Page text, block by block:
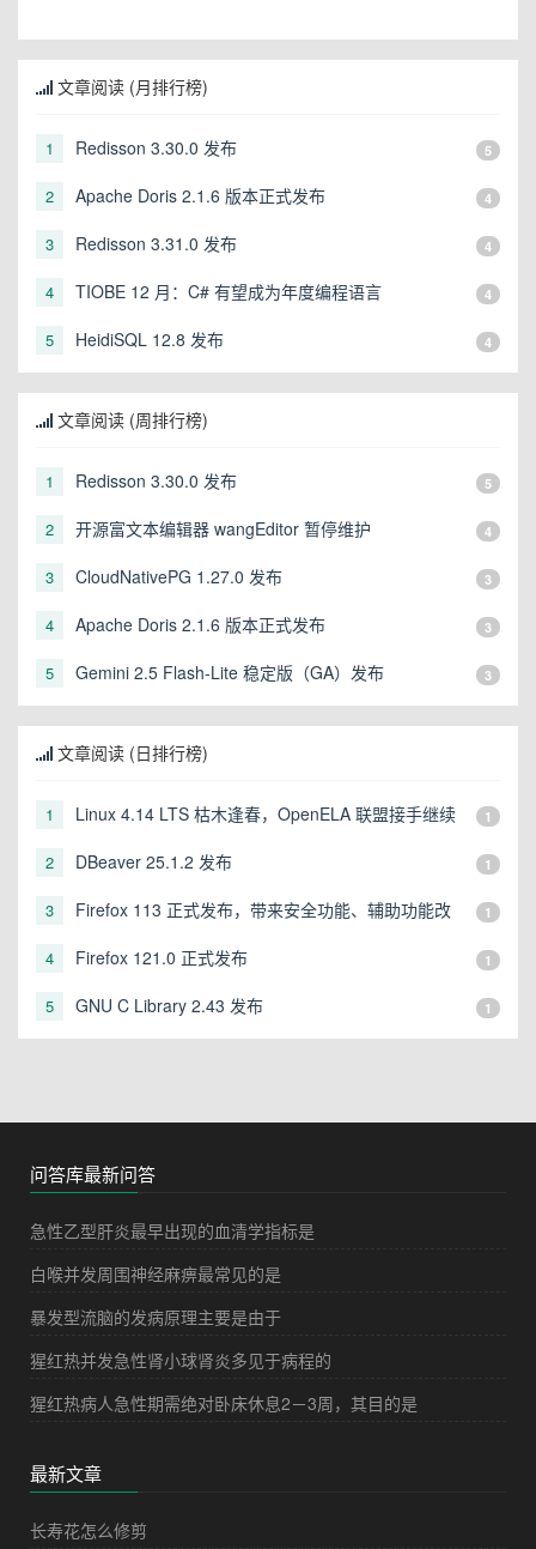
文章阅读 (月排行榜)
1 Redisson 3.30.0 发布 5
2 Apache Doris 2.1.6 版本正式发布 4
3 Redisson 3.31.0 发布 4
4 TIOBE 12 月：C# 有望成为年度编程语言 4
5 HeidiSQL 12.8 发布 4
文章阅读 (周排行榜)
1 Redisson 3.30.0 发布 5
2 开源富文本编辑器 wangEditor 暂停维护 4
3 CloudNativePG 1.27.0 发布 3
4 Apache Doris 2.1.6 版本正式发布 3
5 Gemini 2.5 Flash-Lite 稳定版（GA）发布 3
文章阅读 (日排行榜)
1
Linux 4.14 LTS 枯木逢春，OpenELA 联盟接手继续
1
2 DBeaver 25.1.2 发布 1
3
Firefox 113 正式发布，带来安全功能、辅助功能改
1
4 Firefox 121.0 正式发布 1
5 GNU C Library 2.43 发布 1
问答库最新问答
急性乙型肝炎最早出现的血清学指标是
白喉并发周围神经麻痹最常见的是
暴发型流脑的发病原理主要是由于
猩红热并发急性肾小球肾炎多见于病程的
猩红热病人急性期需绝对卧床休息2－3周，其目的是
最新文章
长寿花怎么修剪